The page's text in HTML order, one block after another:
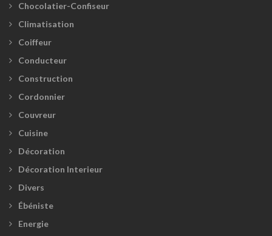
Chocolatier-Confiseur
Climatisation
Coiffeur
Conducteur
Construction
Cordonnier
Couvreur
Cuisine
Décoration
Décoration Interieur
Divers
Ébéniste
Energie